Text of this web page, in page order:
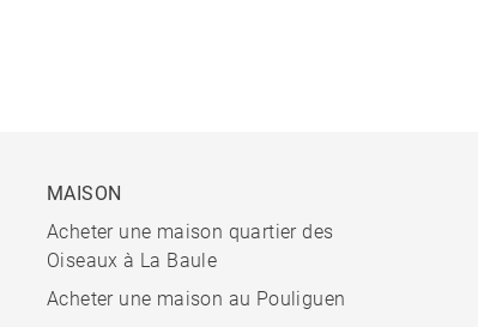
MAISON
Acheter une maison quartier des
Oiseaux à La Baule
Acheter une maison au Pouliguen